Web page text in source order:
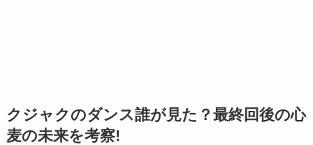
クジャクのダンス誰が見た？ 最終回後の心
麦の未来を考察!